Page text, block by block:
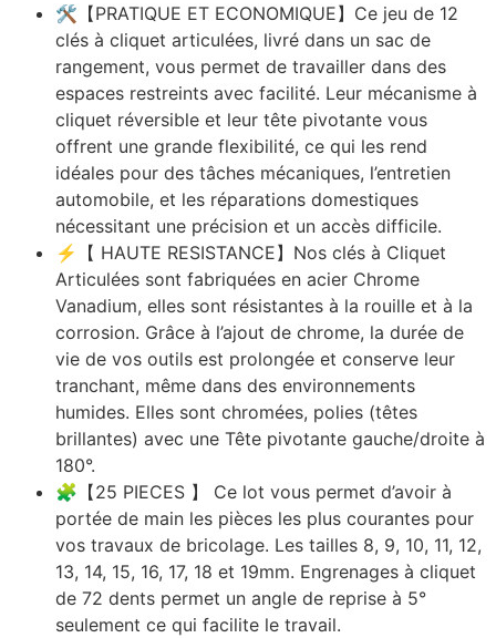
🛠️【PRATIQUE ET ECONOMIQUE】Ce jeu de 12
clés à cliquet articulées, livré dans un sac de
rangement, vous permet de travailler dans des
espaces restreints avec facilité. Leur mécanisme à
cliquet réversible et leur tête pivotante vous
offrent une grande flexibilité, ce qui les rend
idéales pour des tâches mécaniques, l’entretien
automobile, et les réparations domestiques
nécessitant une précision et un accès difficile.
⚡【 HAUTE RESISTANCE】Nos clés à Cliquet
Articulées sont fabriquées en acier Chrome
Vanadium, elles sont résistantes à la rouille et à la
corrosion. Grâce à l’ajout de chrome, la durée de
vie de vos outils est prolongée et conserve leur
tranchant, même dans des environnements
humides. Elles sont chromées, polies (têtes
brillantes) avec une Tête pivotante gauche/droite à
180°.
🧩【25 PIECES 】 Ce lot vous permet d’avoir à
portée de main les pièces les plus courantes pour
vos travaux de bricolage. Les tailles 8, 9, 10, 11, 12,
13, 14, 15, 16, 17, 18 et 19mm. Engrenages à cliquet
de 72 dents permet un angle de reprise à 5°
seulement ce qui facilite le travail.